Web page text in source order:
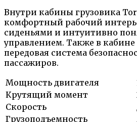
Внутри кабины грузовика
комфортный рабочий
сиденьями и интуитивно
управлением. Также в кабине
передовая система
пассажиров.
Мощность двигателя
Крутящий момент
Скорость
Грузоподъемность